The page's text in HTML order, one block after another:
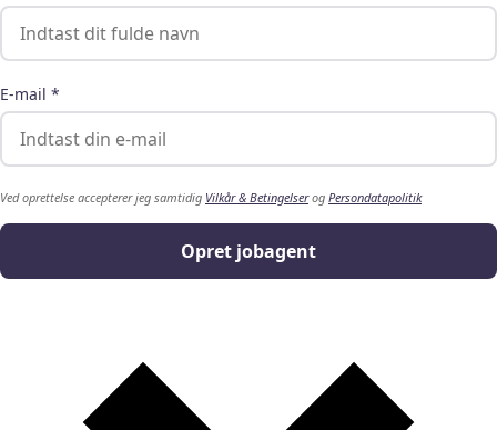
E-mail *
Ved oprettelse accepterer jeg samtidig Vilkår & Betingelserog Persondatapolitik
Opret jobagent